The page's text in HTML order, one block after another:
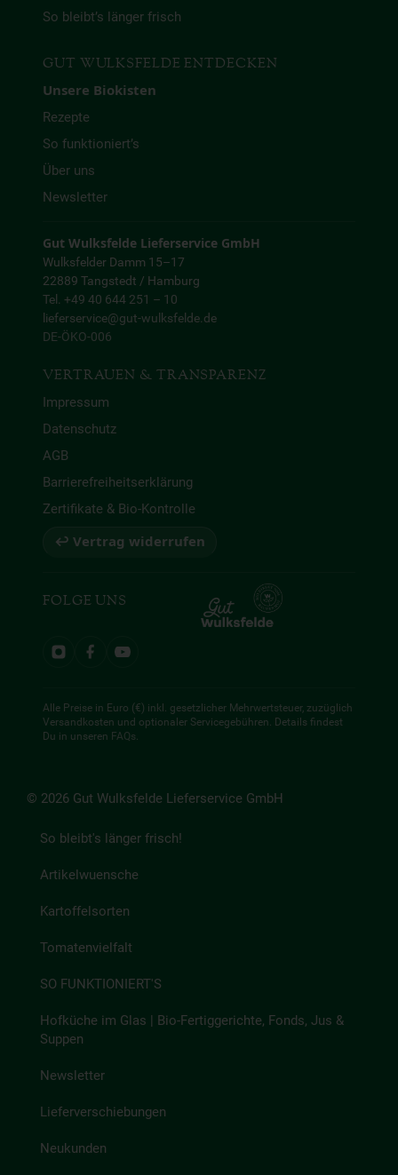
So bleibt’s länger frisch
GUT WULKSFELDE ENTDECKEN
Unsere Biokisten
Rezepte
So funktioniert’s
Über uns
Newsletter
Gut Wulksfelde Lieferservice GmbH
Wulksfelder Damm 15–17
22889 Tangstedt / Hamburg
Tel. +49 40 644 251 – 10
lieferservice@gut-wulksfelde.de
DE-ÖKO-006
VERTRAUEN & TRANSPARENZ
Impressum
Datenschutz
AGB
Barrierefreiheitserklärung
Zertifikate & Bio-Kontrolle
↩ Vertrag widerrufen
FOLGE UNS
Alle Preise in Euro (€) inkl. gesetzlicher Mehrwertsteuer, zuzüglich
Versandkosten und optionaler Servicegebühren. Details findest
Du in unseren FAQs.
© 2026 Gut Wulksfelde Lieferservice GmbH
So bleibt's länger frisch!
Artikelwuensche
Kartoffelsorten
Tomatenvielfalt
SO FUNKTIONIERT'S
Hofküche im Glas | Bio-Fertiggerichte, Fonds, Jus &
Suppen
Newsletter
Lieferverschiebungen
Neukunden